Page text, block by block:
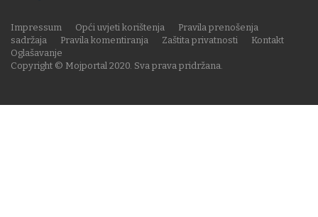
Copyright © Mojportal 2020. Sva prava pridržana.
Impressum Opći uvjeti korištenja
Pravila prenošenja
sadržaja
Pravila komentiranja Zaštita privatnosti
Kontakt
Oglašavanje